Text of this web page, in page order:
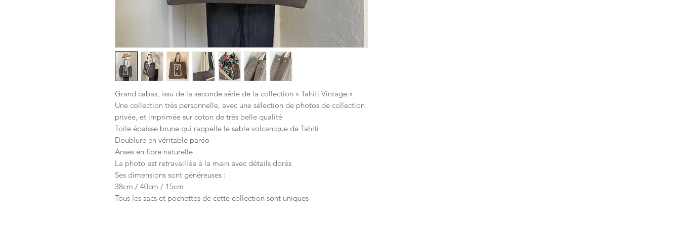
Grand cabas, issu de la seconde série de la collection « Tahiti Vintage »
Une collection très personnelle, avec une sélection de photos de collection
privée, et imprimée sur coton de très belle qualité
Toile épaisse brune qui rappelle le sable volcanique de Tahiti
Doublure en véritable paréo
Anses en fibre naturelle
La photo est retravaillée à la main avec détails dorés
Ses dimensions sont généreuses :
38cm / 40cm / 15cm
Tous les sacs et pochettes de cette collection sont uniques